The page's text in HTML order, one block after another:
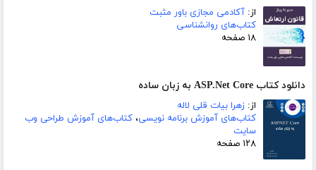
از: آکادمی مجازی باور مثبت
کتاب‌های روانشناسی
۱۸ صفحه
دانلود کتاب ASP.Net Core به زبان ساده
از: زهرا بیات قلی لاله
کتاب‌های آموزش برنامه نویسی، کتاب‌های آموزش طراحی وب
سایت
۱۲۸ صفحه